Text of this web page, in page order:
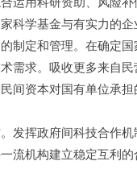
科学基金与有实力的
制定和管理。在确定
需求。吸收更多来自
间资本对国有单位承
发挥政府间科技合作
流机构建立稳定互利